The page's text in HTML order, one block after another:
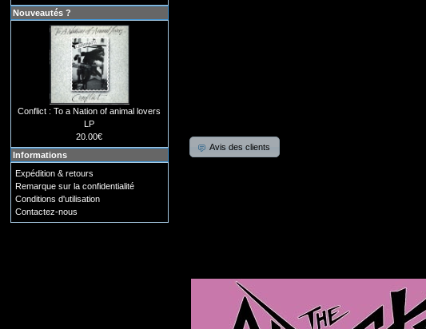
Avis des clients
Nouveautés ?
Conflict : To a Nation of animal lovers
LP
20.00€
Informations
Expédition & retours
Remarque sur la confidentialité
Conditions d'utilisation
Contactez-nous